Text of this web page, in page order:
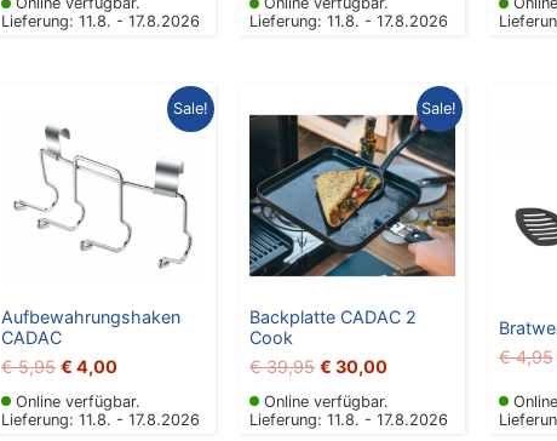
Lieferung: 11.8. - 17.8.2026
Lieferung: 11.8. - 17.8.2026
Sale!
Aufbewahrungshaken
CADAC
€5,95
Ursprünglicher
war:
€ 5,95
€ 4,00
Aktueller
€ 4,00.
Online verfügbar.
Lieferung: 11.8. - 17.8.2026
Sale!
Backplatte CADAC 2
Cook
€39,95
Ursprünglicher
Preis
war:
€ 39,95
€ 30,00
Aktueller
Preis
ist:
€ 30,00.
Online verfügbar.
Lieferung: 11.8. - 17.8.2026
€4,95